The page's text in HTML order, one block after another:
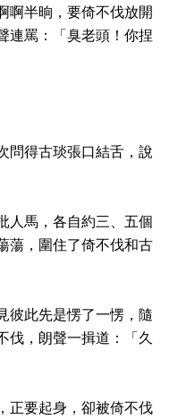
啊半晌，要倚不伐放開
連罵：「臭老頭！你捏
問得古琰張口結舌，說
人馬，各自約三、五個
蕩，圍住了倚不伐和古
彼此先是愣了一愣，隨
伐，朗聲一揖道：「久
正要起身，卻被倚不伐